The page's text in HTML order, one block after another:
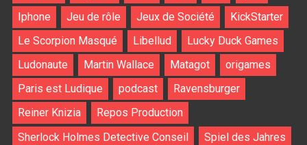
Iphone
Jeu de rôle Jeux de Société
KickStarter
Le Scorpion Masqué
Libellud
Lucky Duck Games
Ludonaute
Martin Wallace Matagot
origames
Paris est Ludique
podcast
Ravensburger
Reiner Knizia
Repos Production
Sherlock Holmes Detective Conseil
Spiel des Jahres